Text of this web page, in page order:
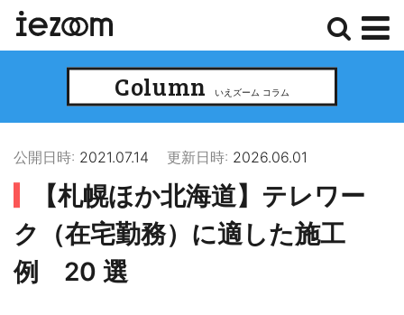
ュ
Column いえズーム コラム
公開日時: 2021.07.14 更新日時: 2026.06.01
【札幌ほか北海道】テレワー
ク（在宅勤務）に適した施工
例 20 選